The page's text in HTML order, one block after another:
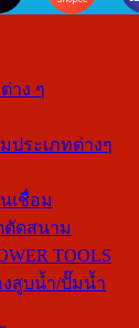
าง ๆ
ประเภทต่างๆ
เชื่อม
ตัดสนาม
TOOLS
งสูบน้ำ/ปั๊มน้ำ